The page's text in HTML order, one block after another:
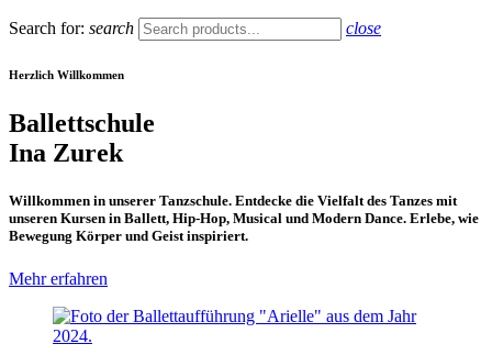
Search for: search close
Herzlich Willkommen
Ballettschule
Ina Zurek
Willkommen in unserer Tanzschule. Entdecke die Vielfalt des Tanzes mit
unseren Kursen in Ballett, Hip-Hop, Musical und Modern Dance. Erlebe, wie
Bewegung Körper und Geist inspiriert.
Mehr erfahren